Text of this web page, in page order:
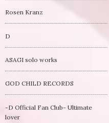
Rosen Kranz
D
ASAGI solo works
GOD CHILD RECORDS
-D Official Fan Club- Ultimate
lover